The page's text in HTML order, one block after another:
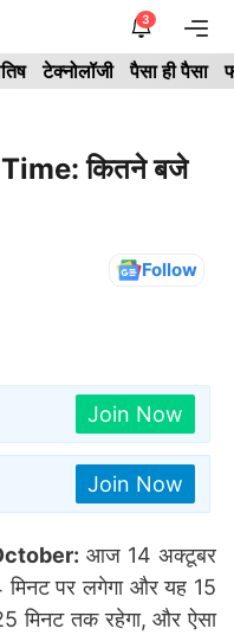
3
टेक्नोलॉजी पैसा ही पैसा
कितने बजे
Follow
Join Now
Join Now
आज 14 अक्टूबर
पर लगेगा और यह 15
मिनट तक रहेगा, और ऐसा